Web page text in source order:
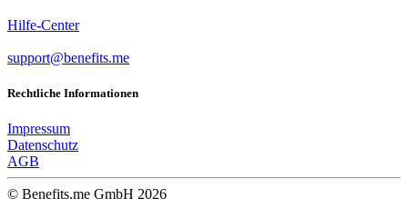
Hilfe-Center
support@benefits.me
Rechtliche Informationen
Impressum
Datenschutz
AGB
© Benefits.me GmbH 2026